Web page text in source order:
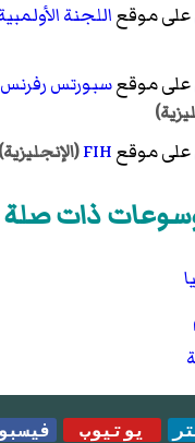
على موقعاللجنة
على موقعسبورتس رفرنس
على موقعFIH(الإنجليزية)
ذات صلة
يوتيوب